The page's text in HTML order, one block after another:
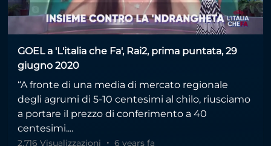
GOEL a 'L'italia che Fa', Rai2, prima puntata, 29
giugno 2020
“A fronte di una media di mercato regionale
degli agrumi di 5-10 centesimi al chilo, riusciamo
a portare il prezzo di conferimento a 40
centesimi....
2,716 Visualizzazioni 6 years fa